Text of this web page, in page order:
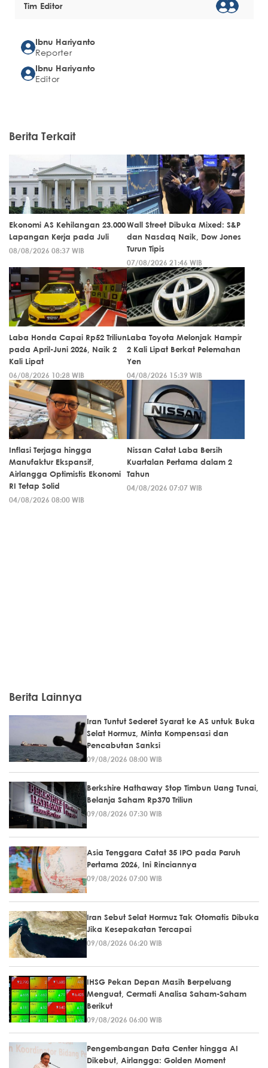
Tim Editor
Ibnu Hariyanto
Reporter
Ibnu Hariyanto
Editor
Berita Terkait
Ekonomi AS Kehilangan 23.000
Lapangan Kerja pada Juli
08/08/2026 08:37 WIB
Wall Street Dibuka Mixed: S&P
dan Nasdaq Naik, Dow Jones
Turun Tipis
07/08/2026 21:46 WIB
Laba Honda Capai Rp52 Triliun
pada April-Juni 2026, Naik 2
Kali Lipat
06/08/2026 10:28 WIB
Laba Toyota Melonjak Hampir
2 Kali Lipat Berkat Pelemahan
Yen
04/08/2026 15:39 WIB
Inflasi Terjaga hingga
Manufaktur Ekspansif,
Airlangga Optimistis Ekonomi
RI Tetap Solid
04/08/2026 08:00 WIB
Nissan Catat Laba Bersih
Kuartalan Pertama dalam 2
Tahun
04/08/2026 07:07 WIB
Berita Lainnya
Iran Tuntut Sederet Syarat ke AS untuk Buka
Selat Hormuz, Minta Kompensasi dan
Pencabutan Sanksi
09/08/2026 08:00 WIB
Berkshire Hathaway Stop Timbun Uang Tunai,
Belanja Saham Rp370 Triliun
09/08/2026 07:30 WIB
Asia Tenggara Catat 35 IPO pada Paruh
Pertama 2026, Ini Rinciannya
09/08/2026 07:00 WIB
Iran Sebut Selat Hormuz Tak Otomatis Dibuka
Jika Kesepakatan Tercapai
09/08/2026 06:20 WIB
IHSG Pekan Depan Masih Berpeluang
Menguat, Cermati Analisa Saham-Saham
Berikut
09/08/2026 06:00 WIB
Pengembangan Data Center hingga AI
Dikebut, Airlangga: Golden Moment